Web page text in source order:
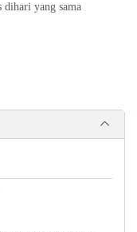
dihari yang sama